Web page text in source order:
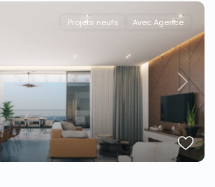
Next
Projets neufs Avec Agence